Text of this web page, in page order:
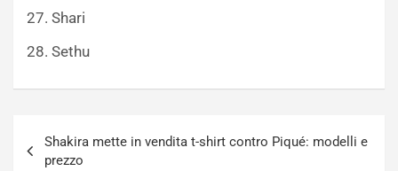
27. Shari
28. Sethu
articoli
Shakira mette in vendita t-shirt contro Piqué: modelli e
prezzo